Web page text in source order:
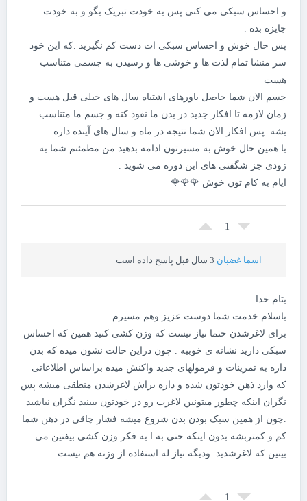
و احساس سبکی می کنی پس به خودت تبریک بگو و به خودت
جایزه بده .
پس حال خوش و احساس سبکی ات دست کم نگیرید .که این خود
سر منشا تمام لذت ها و خوشی ها و رسیدن به جسمی متناسب
هست
جسم الان شما حاصل باورهای اشتباه سال های خیلی قبل هست و
زمان لازمه تا افکار جدید در بدن ما نفوذ کنه و جسم ما متناسب
بشه .پس افکار الان شما نتیجه در ماه و سال های آینده داره .
با همین حال خوش به مسیرتون ادامه بدهید من مطمئنم شما به
زودی جز شگفتی های این دوره می شوید .
ایام به کام تون خوش 🌹🌹🌹
1
اسما غضبان
بتام خدا
باسلام خدمت شما دوست عزیز وهم مسیرم.
برای لاغرشدن حتما نیاز نیست که وزن کشی کنید همین که احساس
سبکی دارید نشانه ی خوبیه . چون دراین حالت نشون میده که بدن
داره به تمرینات و فرمولهای جدید واکنش میده براساس اطلاعاتی
که وارد ذهن خودتون شده و داره براش لاغرشدن منطقی میشه پس
نگران اینکه چطور میتونین لاغرب رو در خودتون ببینید نگران نباشید
.چون از همین سبک بودن بدن شروع میشه فشار چاقی در ذهن شما
کم و کمتربشه بدون اینکه حتی به ا به فکر وزن کشی بیفتین می
بینین که لاغرشدید. ودیگه نیاز له استفاده از وزنه هم نیست .
1